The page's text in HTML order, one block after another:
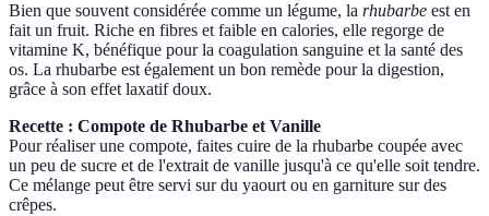
Bien que souvent considérée comme un légume, la rhubarbe est en
fait un fruit. Riche en fibres et faible en calories, elle regorge de
vitamine K, bénéfique pour la coagulation sanguine et la santé des
os. La rhubarbe est également un bon remède pour la digestion,
grâce à son effet laxatif doux.
Recette : Compote de Rhubarbe et Vanille
Pour réaliser une compote, faites cuire de la rhubarbe coupée avec
un peu de sucre et de l'extrait de vanille jusqu'à ce qu'elle soit tendre.
Ce mélange peut être servi sur du yaourt ou en garniture sur des
crêpes.